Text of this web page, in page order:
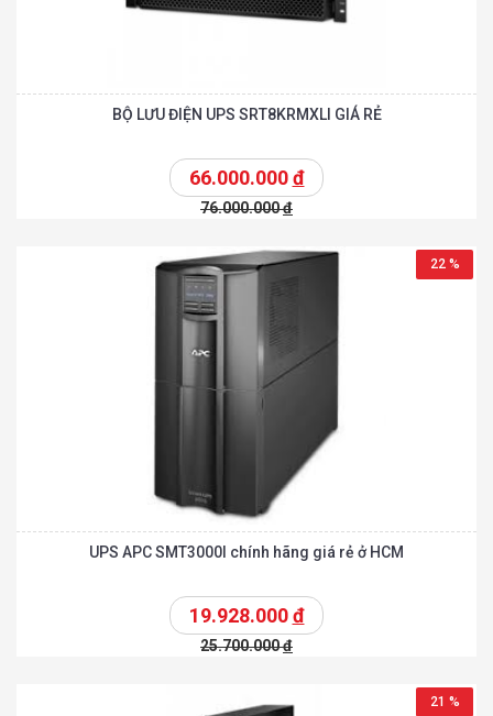
BỘ LƯU ĐIỆN UPS SRT8KRMXLI GIÁ RẺ
66.000.000đ
76.000.000đ
22 %
UPS APC SMT3000I chính hãng giá rẻ ở HCM
19.928.000đ
25.700.000đ
21 %